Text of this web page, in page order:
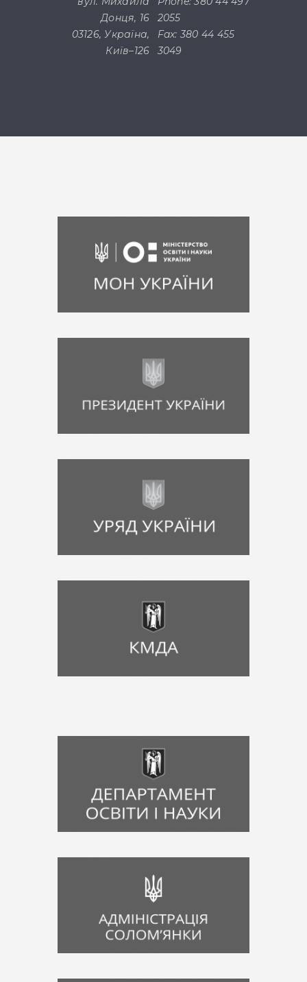
2055
Fax: 380 44 455
3049
Донця, 16
03126, Україна,
Київ–126